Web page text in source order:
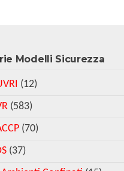
Modelli Sicurezza
(12)
(583)
(70)
(37)